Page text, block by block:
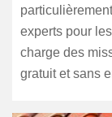
experts pour
charge des
gratuit et sans